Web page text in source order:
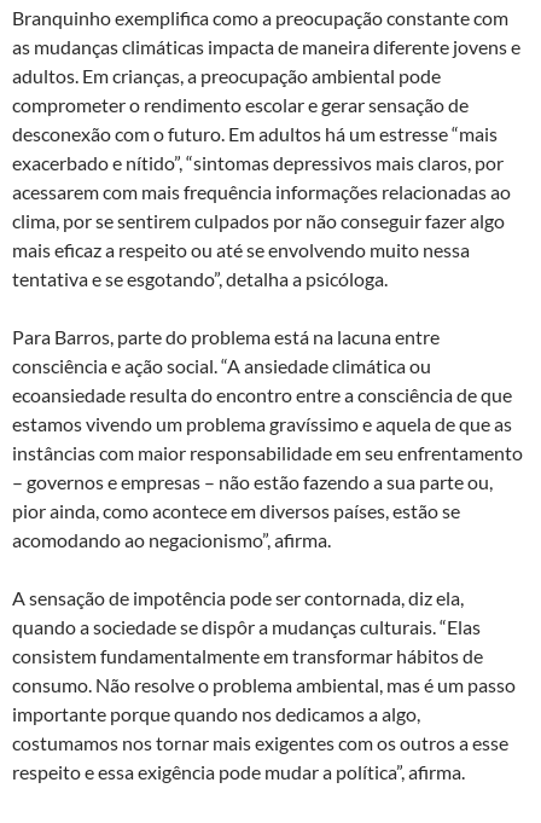
Branquinho exemplifica como a preocupação constante com
as mudanças climáticas impacta de maneira diferente jovens e
adultos. Em crianças, a preocupação ambiental pode
comprometer o rendimento escolar e gerar sensação de
desconexão com o futuro. Em adultos há um estresse “mais
exacerbado e nítido”, “sintomas depressivos mais claros, por
acessarem com mais frequência informações relacionadas ao
clima, por se sentirem culpados por não conseguir fazer algo
mais eficaz a respeito ou até se envolvendo muito nessa
tentativa e se esgotando”, detalha a psicóloga.
Para Barros, parte do problema está na lacuna entre
consciência e ação social. “A ansiedade climática ou
ecoansiedade resulta do encontro entre a consciência de que
estamos vivendo um problema gravíssimo e aquela de que as
instâncias com maior responsabilidade em seu enfrentamento
– governos e empresas – não estão fazendo a sua parte ou,
pior ainda, como acontece em diversos países, estão se
acomodando ao negacionismo”, afirma.
A sensação de impotência pode ser contornada, diz ela,
quando a sociedade se dispôr a mudanças culturais. “Elas
consistem fundamentalmente em transformar hábitos de
consumo. Não resolve o problema ambiental, mas é um passo
importante porque quando nos dedicamos a algo,
costumamos nos tornar mais exigentes com os outros a esse
respeito e essa exigência pode mudar a política”, afirma.